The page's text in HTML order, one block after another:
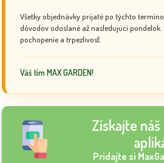
Všetky objednávky prijaté po týchto
dôvodov odoslané až nasledujúci pondelok.
pochopenie a trpezlivosť.
Váš tím MAX GARDEN!
Získajte
Pridajte si